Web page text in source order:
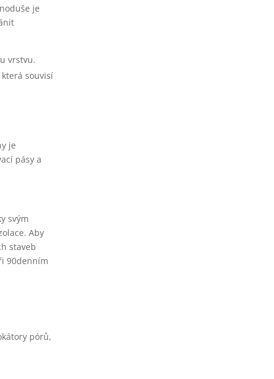
je
vrstvu.
souvisí
je
pásy a
svým
Aby
staveb
90denním
pórů,